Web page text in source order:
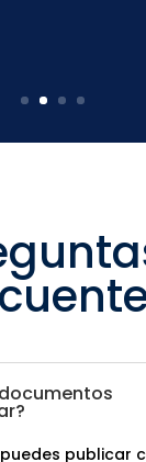
publicar